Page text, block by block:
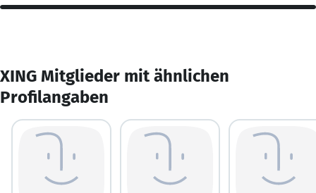
XING Mitglieder mit ähnlichen
Profilangaben